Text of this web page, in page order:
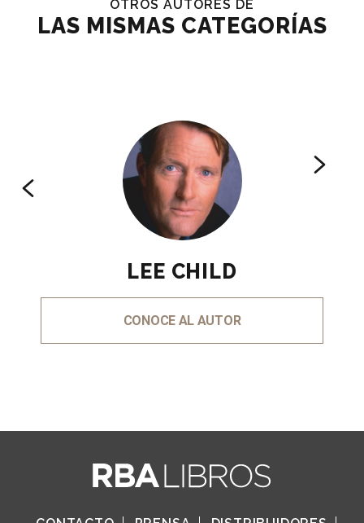
OTROS AUTORES DE
LAS MISMAS CATEGORÍAS
LEE CHILD
CONOCE AL AUTOR